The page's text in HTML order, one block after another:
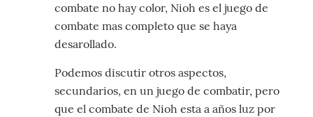
combate no hay color, Nioh es el juego de
combate mas completo que se haya
desarollado.
Podemos discutir otros aspectos,
secundarios, en un juego de combatir, pero
que el combate de Nioh esta a años luz por